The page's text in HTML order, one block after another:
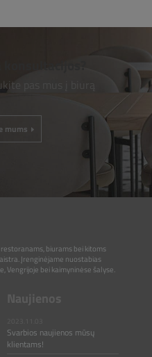
pas mus į biurą
mums
biurams bei kitoms
Įrenginėjame nuostabias
Vengrijoje bei kaimyninėse šalyse.
Svarbios naujienos mūsų
klientams!